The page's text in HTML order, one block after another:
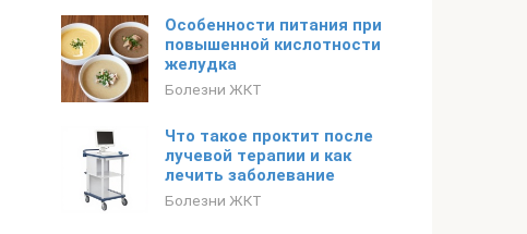
Особенности питания при
повышенной кислотности
желудка
Болезни ЖКТ
Что такое проктит после
лучевой терапии и как
лечить заболевание
Болезни ЖКТ